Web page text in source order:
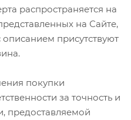
распространяется на
на Сайте,
присутствуют
покупки
за точность и
предоставляемой